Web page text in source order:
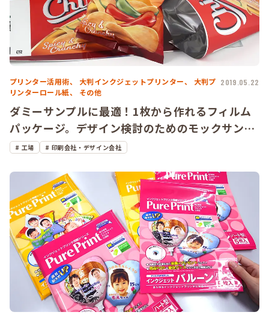
プリンター活用術、 大判インクジェットプリンター、
大判プ
リンターロール紙、
その他
2019.05.22
ダミーサンプルに最適！1枚から作れるフィルム
パッケージ。デザイン検討のためのモックサンプ
ルや撮影用のダミーサンプル、展示会出展用のパ
工場 印刷会社・デザイン会社